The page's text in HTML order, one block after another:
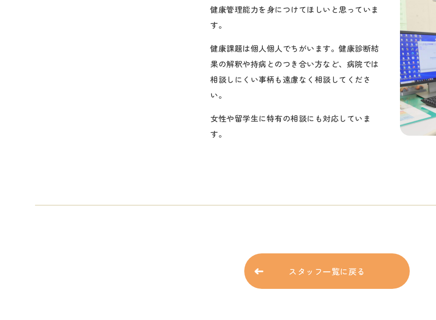
健康管理能力を身につけてほしいと思っていま
す。
健康課題は個人個人でちがいます。健康診断結
果の解釈や持病とのつき合い方など、病院では
相談しにくい事柄も遠慮なく相談してくださ
い。
女性や留学生に特有の相談にも対応していま
す。
スタッフ一覧に戻る